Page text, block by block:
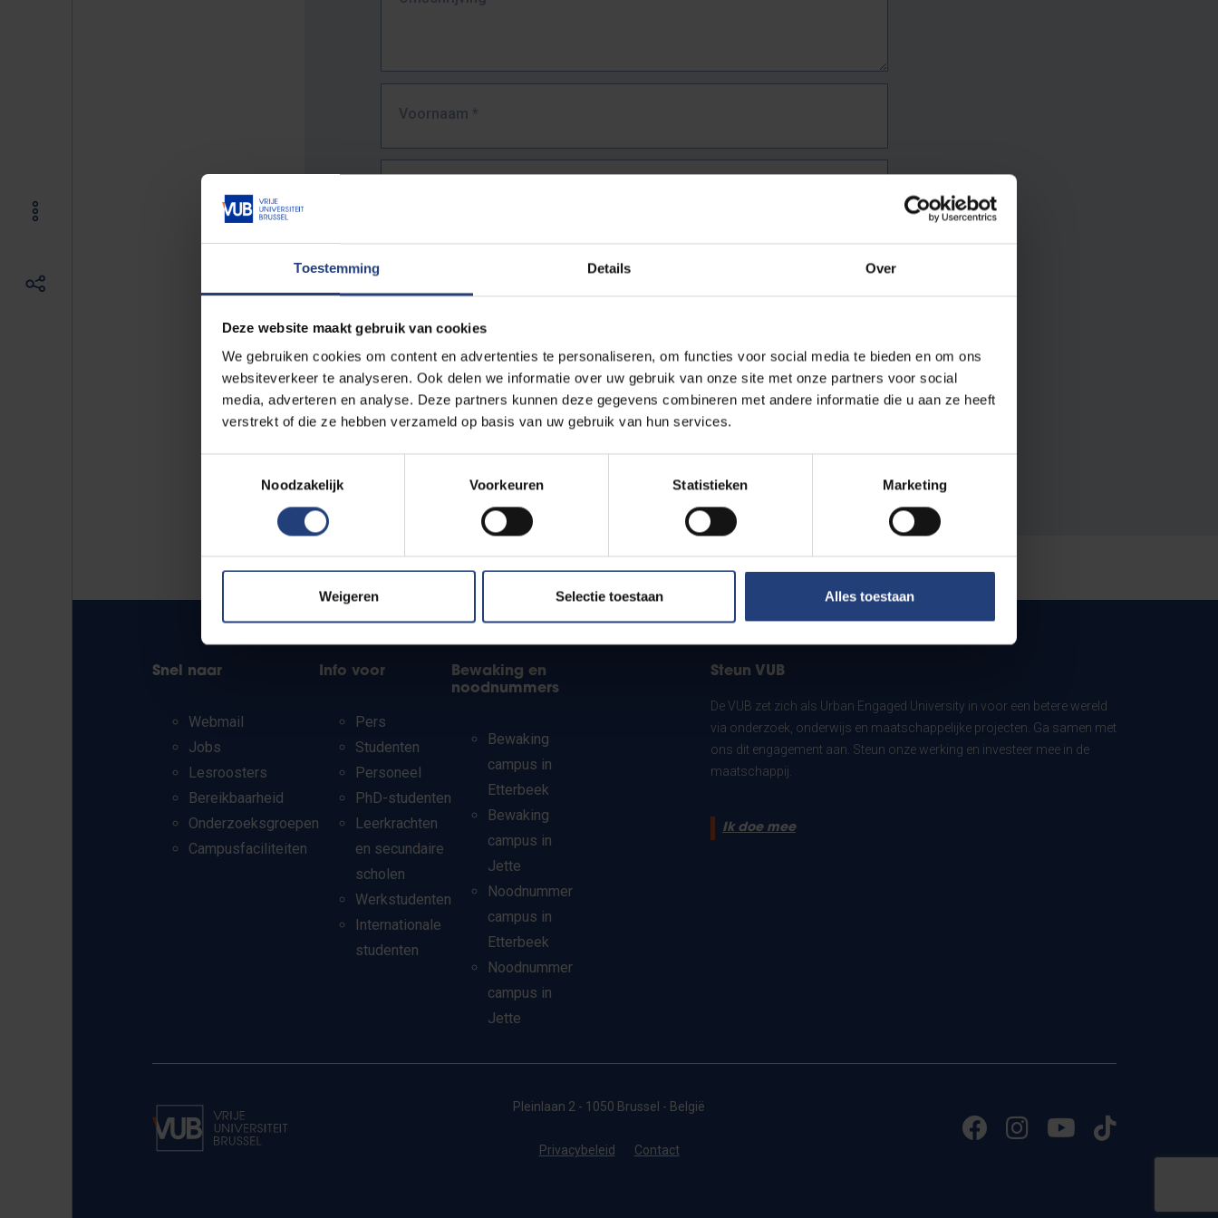
Toestemming Details Over
Deze website maakt gebruik van cookies
We gebruiken cookies om content en advertenties te personaliseren, om functies voor social media te bieden en om ons
websiteverkeer te analyseren. Ook delen we informatie over uw gebruik van onze site met onze partners voor social
media, adverteren en analyse. Deze partners kunnen deze gegevens combineren met andere informatie die u aan ze heeft
verstrekt of die ze hebben verzameld op basis van uw gebruik van hun services.
Noodzakelijk
Voorkeuren Statistieken Marketing
Weigeren Selectie toestaan Alles toestaan
Voornaam *
URL*
De volledige URL van de pagina waar je de fout zag.
Bv. https://www.vub.be/nl/studeren-aan-de-vub/alle-opleidingen
Snel naar
Webmail
Jobs
Lesroosters
Bereikbaarheid
Onderzoeksgroepen
Campusfaciliteiten
Info voor
Pers
Studenten
Personeel
PhD-studenten
Leerkrachten
en secundaire
scholen
Werkstudenten
Internationale
studenten
Bewaking en
noodnummers
Bewaking
campus in
Etterbeek
Bewaking
campus in
Jette
Noodnummer
campus in
Etterbeek
Noodnummer
campus in
Jette
Steun VUB
De VUB zet zich als Urban Engaged University in voor een betere wereld
via onderzoek, onderwijs en maatschappelijke projecten. Ga samen met
ons dit engagement aan. Steun onze werking en investeer mee in de
maatschappij.
Ik doe mee
Pleinlaan 2 - 1050 Brussel - België
Privacybeleid Contact